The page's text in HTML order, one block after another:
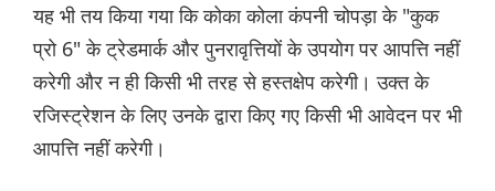
यह भी तय किया गया कि कोका कोला कंपनी चोपड़ा के "कुक
प्रो 6" के ट्रेडमार्क और पुनरावृत्तियों के उपयोग पर आपत्ति नहीं
करेगी और न ही किसी भी तरह से हस्तक्षेप करेगी। उक्त के
रजिस्ट्रेशन के लिए उनके द्वारा किए गए किसी भी आवेदन पर भी
आपत्ति नहीं करेगी।